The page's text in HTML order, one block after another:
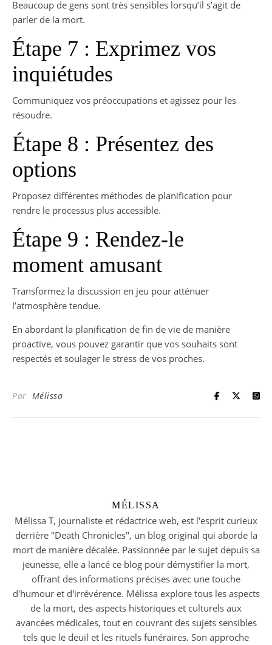
Beaucoup de gens sont très sensibles lorsqu’il s’agit de
parler de la mort.
Étape 7 : Exprimez vos
inquiétudes
Communiquez vos préoccupations et agissez pour les
résoudre.
Étape 8 : Présentez des
options
Proposez différentes méthodes de planification pour
rendre le processus plus accessible.
Étape 9 : Rendez-le
moment amusant
Transformez la discussion en jeu pour atténuer
l’atmosphère tendue.
En abordant la planification de fin de vie de manière
proactive, vous pouvez garantir que vos souhaits sont
respectés et soulager le stress de vos proches.
Par Mélissa
MÉLISSA
Mélissa T, journaliste et rédactrice web, est l'esprit curieux
derrière "Death Chronicles", un blog original qui aborde la
mort de manière décalée. Passionnée par le sujet depuis sa
jeunesse, elle a lancé ce blog pour démystifier la mort,
offrant des informations précises avec une touche
d'humour et d'irrévérence. Mélissa explore tous les aspects
de la mort, des aspects historiques et culturels aux
avancées médicales, tout en couvrant des sujets sensibles
tels que le deuil et les rituels funéraires. Son approche